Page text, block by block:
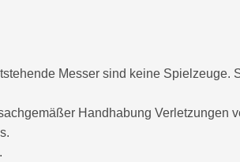
Messer sind keine
Handhabung Verletzungen